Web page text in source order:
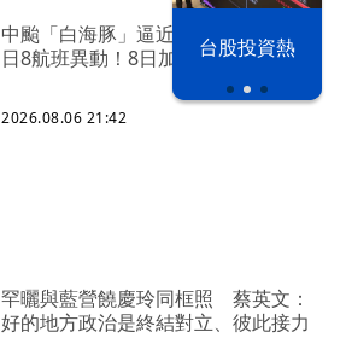
以色列 穹頂
之下
台股投資熱
中颱「白海豚」逼近北台灣 星宇台
日8航班異動！8日加開疏運
2026.08.06 21:42
罕曬與藍營饒慶玲同框照 蔡英文：
好的地方政治是終結對立、彼此接力